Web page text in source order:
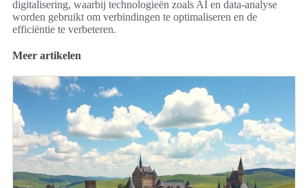
digitalisering, waarbij technologieën zoals AI en data-analyse
worden gebruikt om verbindingen te optimaliseren en de
efficiëntie te verbeteren.
Meer artikelen